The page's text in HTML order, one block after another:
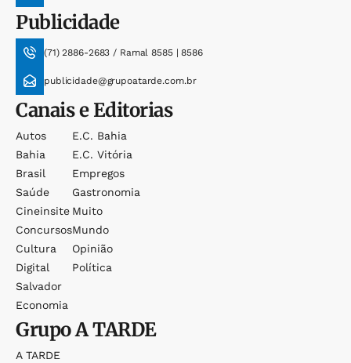
Publicidade
(71) 2886-2683 / Ramal 8585 | 8586
publicidade@grupoatarde.com.br
Canais e Editorias
Autos
Bahia
Brasil
Saúde
Cineinsite
Concursos
Cultura
Digital
Salvador
Economia
E.c. Bahia
E.c. Vitória
Empregos
Gastronomia
Muito
Mundo
Opinião
Política
GrupoA TARDE
A TARDE